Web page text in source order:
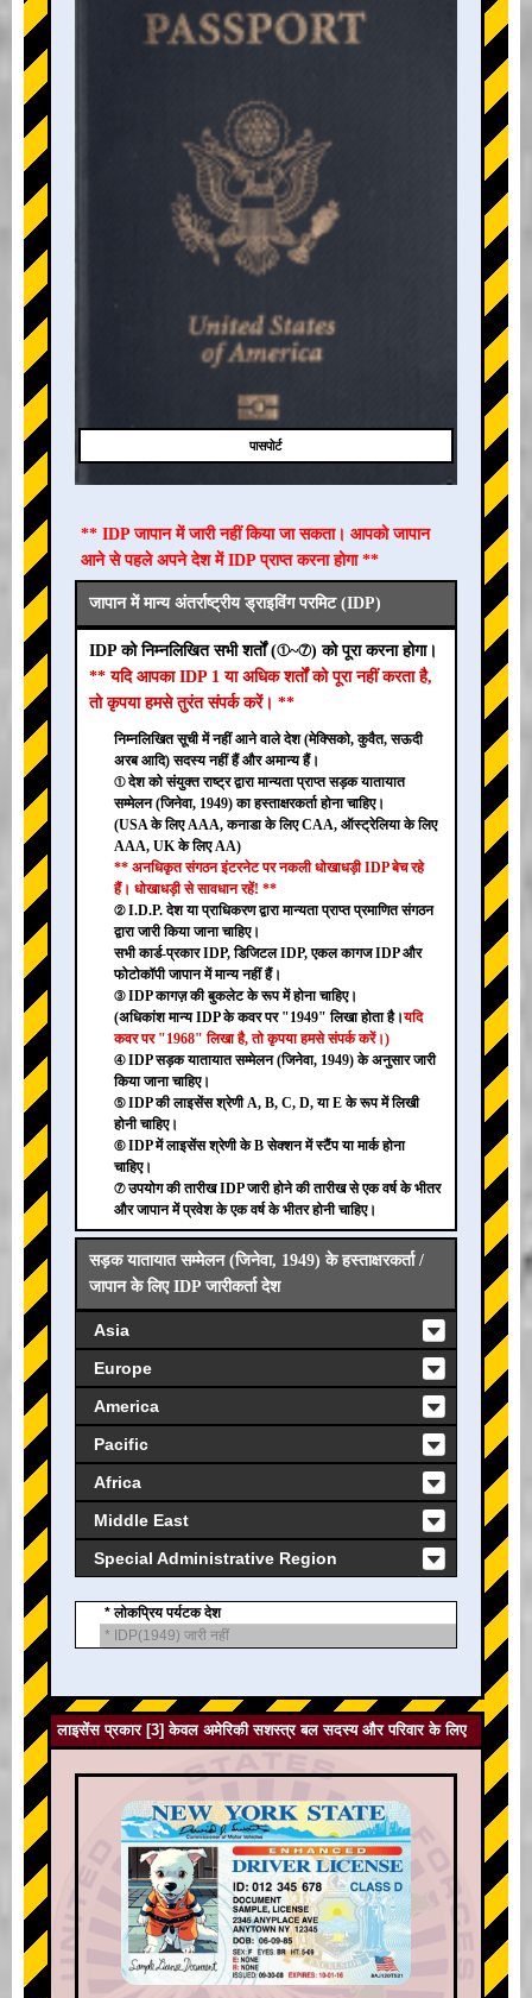
पासपोर्ट
** IDP जापान में जारी नहीं किया जा सकता। आपको जापान
आने से पहले अपने देश में IDP प्राप्त करना होगा **
जापान में मान्य अंतर्राष्ट्रीय ड्राइविंग परमिट (IDP)
IDP को निम्नलिखित सभी शर्तों (①~⑦) को पूरा करना होगा।
** यदि आपका IDP 1 या अधिक शर्तों को पूरा नहीं करता है,
तो कृपया हमसे तुरंत संपर्क करें। **
निम्नलिखित सूची में नहीं आने वाले देश (मेक्सिको, कुवैत, सऊदी
अरब आदि) सदस्य नहीं हैं और अमान्य हैं।
① देश को संयुक्त राष्ट्र द्वारा मान्यता प्राप्त सड़क यातायात
सम्मेलन (जिनेवा, 1949) का हस्ताक्षरकर्ता होना चाहिए।
(USA के लिए AAA, कनाडा के लिए CAA, ऑस्ट्रेलिया के लिए
AAA, UK के लिए AA)
** अनधिकृत संगठन इंटरनेट पर नकली धोखाधड़ी IDP बेच रहे
हैं। धोखाधड़ी से सावधान रहें! **
② I.D.P. देश या प्राधिकरण द्वारा मान्यता प्राप्त प्रमाणित संगठन
द्वारा जारी किया जाना चाहिए।
सभी कार्ड-प्रकार IDP, डिजिटल IDP, एकल कागज IDP और
फोटोकॉपी जापान में मान्य नहीं हैं।
③ IDP कागज़ की बुकलेट के रूप में होना चाहिए।
(अधिकांश मान्य IDP के कवर पर "1949" लिखा होता है।यदि
कवर पर "1968" लिखा है, तो कृपया हमसे संपर्क करें।)
④ IDP सड़क यातायात सम्मेलन (जिनेवा, 1949) के अनुसार जारी
किया जाना चाहिए।
⑤ IDP की लाइसेंस श्रेणी A, B, C, D, या E के रूप में लिखी
होनी चाहिए।
⑥ IDP में लाइसेंस श्रेणी के B सेक्शन में स्टैंप या मार्क होना
चाहिए।
⑦ उपयोग की तारीख IDP जारी होने की तारीख से एक वर्ष के भीतर
और जापान में प्रवेश के एक वर्ष के भीतर होनी चाहिए।
सड़क यातायात सम्मेलन (जिनेवा, 1949) के हस्ताक्षरकर्ता /
जापान के लिए IDP जारीकर्ता देश
Asia
Europe
America
Pacific
Africa
Middle East
Special Administrative Region
* लोकप्रिय पर्यटक देश
* IDP(1949) जारी नहीं
लाइसेंस प्रकार [3] केवल अमेरिकी सशस्त्र बल सदस्य और परिवार के लिए